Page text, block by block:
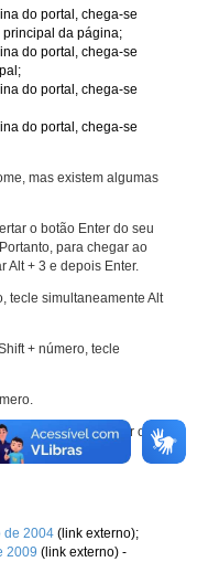
do portal, chega-se
da página;
do portal, chega-se
do portal, chega-se
do portal, chega-se
mas existem algumas
o botão Enter do seu
para chegar ao
Alt + 3 e depois Enter.
tecle simultaneamente Alt
+ número, tecle
que explicam melhor o
nos sites da
de 2004 (link externo);
2009 (link externo) -